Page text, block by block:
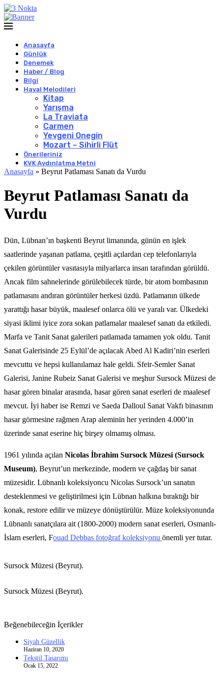
Anasayfa
Günlük
Denemek
Haber / Blog
Bilgi
Hayal Melodileri
Kitap
Yarışma
La Traviata
Carmen
Yevgeni Onegin
Mozart – Sihirli Flüt
Önerileriniz
KVK Aydınlatma Metni
Anasayfa » Beyrut Patlaması Sanatı da Vurdu
Beyrut Patlaması Sanatı da
Vurdu
Dün, Lübnan’ın başkenti Beyrut limanında, günün en işlek
saatlerinde yaşanan patlama, çeşitli açılardan cep telefonlarıyla
çekilen görüntüler vasıtasıyla milyarlarca insan tarafından görüldü.
Ancak film sahnelerinde görülebilecek türde, bir atom bombasının
patlamasını andıran görüntüler herkesi üzdü. Patlamanın ülkede
yarattığı hasar büyük, maalesef onlarca ölü ve yaralı var. Ülkedeki
siyasi iklimi iyice zora sokan patlamalar maalesef sanatı da etkiledi.
Marfa ve Tanit Sanat galerileri patlamada tamamen yok oldu. Tanit
Sanat Galerisinde 25 Eylül’de açılacak Abed Al Kadiri’nin eserleri
mevcuttu ve hepsi kullanılamaz hale geldi. Sfeir-Semler Sanat
Galerisi, Janine Rubeiz Sanat Galerisi ve meşhur Sursock Müzesi de
hasar gören binalar arasında, hasar gören sanat eserleri de maalesef
mevcut. İyi haber ise Remzi ve Saeda Dalloul Sanat Vakfı binasının
hasar görmesine rağmen Arap aleminin her yerinden 4.000’in
üzerinde sanat eserine hiç birşey olmamış olması.
1961 yılında açılan Nicolas İbrahim Sursock Müzesi (Sursock
Museum), Beyrut’un merkezinde, modern ve çağdaş bir sanat
müzesidir. Lübnanlı koleksiyoncu Nicolas Sursock’un sanatın
desteklenmesi ve geliştirilmesi için Lübnan halkına bıraktığı bir
konak, restore edilir ve müzeye dönüştürülür. Müze koleksiyonunda
Lübnanlı sanatçılara ait (1800-2000) modern sanat eserleri, Osmanlı-
İslam eserleri, Fouad Debbas fotoğraf koleksiyonu önemli yer tutar.
Sursock Müzesi (Beyrut).
Sursock Müzesi (Beyrut).
Beğenebileceğin İçerikler
Siyah Güzellik
Haziran 10, 2020
Tekstil Tasarımı
Ocak 15, 2022